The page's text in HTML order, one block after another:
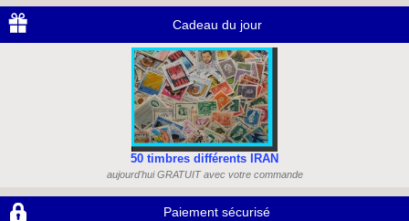
Cadeau du jour
50 timbres différents IRAN
aujourd'hui GRATUIT avec votre commande
Paiement sécurisé